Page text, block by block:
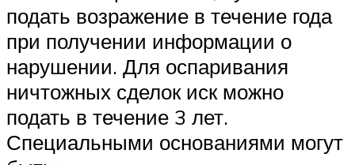
подать возражение в течение года
при получении информации о
нарушении. Для оспаривания
ничтожных сделок иск можно
подать в течение 3 лет.
Специальными основаниями могут